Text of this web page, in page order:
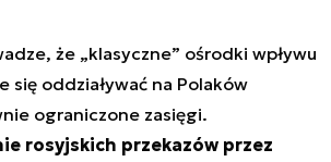
że „klasyczne” ośrodki wpływu
się oddziaływać na Polaków
ograniczone zasięgi.
rosyjskich przekazów przez